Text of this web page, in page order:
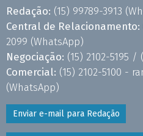
Redação: (15) 99789-3913
Central de Relacionamento:
2099 (WhatsApp)
Negociação: (15) 2102-5195 /
Comercial: (15) 2102-5100 -
(WhatsApp)
Enviar e-mail para Redação